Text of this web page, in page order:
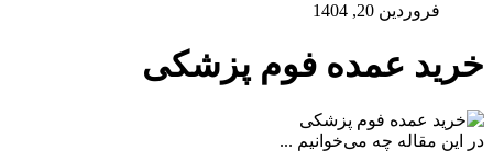
فروردین 20, 1404
خرید عمده فوم پزشکی
در این مقاله چه می‌خوانیم ...